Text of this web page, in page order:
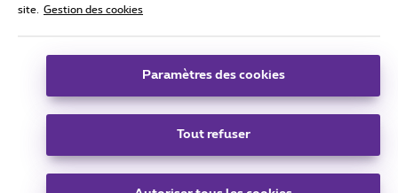
Conditions générales, info consommateur
Coordonnées de l’entreprise
Boulevard du Roi Albert II 27 - B-1030 Bruxelles.
Carrier & Wholesale Solutions
site.
Gestion des cookies
Paramètres des cookies
Tout refuser